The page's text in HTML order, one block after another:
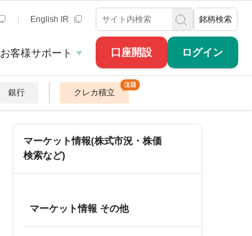
口座開設 ログイン
English IR 銘柄検索
お客様サポート
銀行 クレカ積立
マーケット情報(株式市況・株価
検索など)
マーケット情報 その他